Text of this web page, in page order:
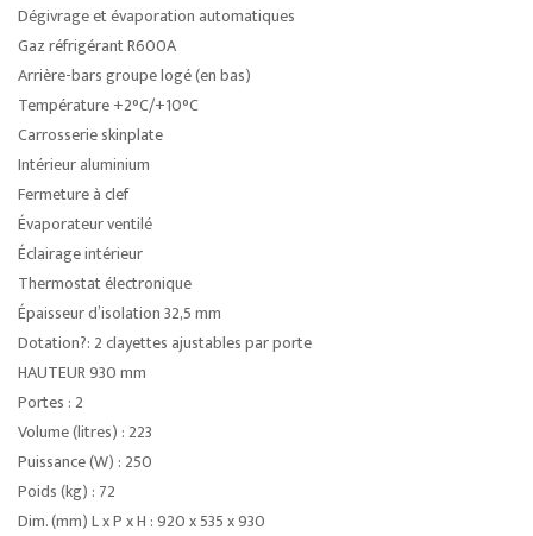
Dégivrage et évaporation automatiques
Gaz réfrigérant R600A
Arrière-bars groupe logé (en bas)
Température +2°C/+10°C
Carrosserie skinplate
Intérieur aluminium
Fermeture à clef
Évaporateur ventilé
Éclairage intérieur
Thermostat électronique
Épaisseur d’isolation 32,5 mm
Dotation?: 2 clayettes ajustables par porte
HAUTEUR 930 mm
Portes : 2
Volume (litres) : 223
Puissance (W) : 250
Poids (kg) : 72
Dim. (mm) L x P x H : 920 x 535 x 930